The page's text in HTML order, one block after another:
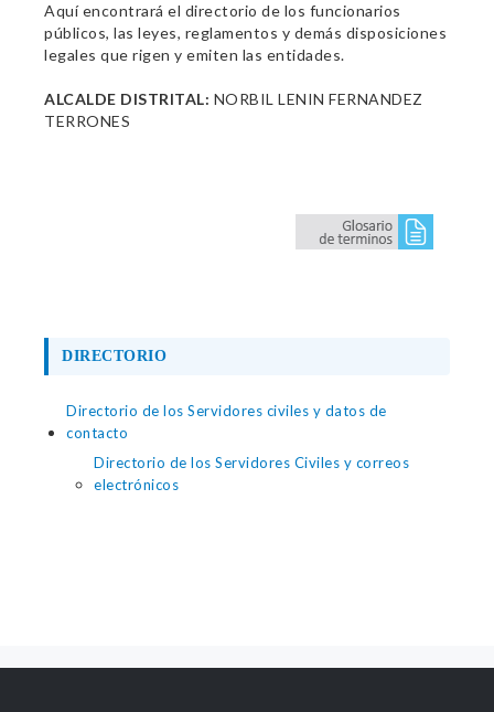
Aquí encontrará el directorio de los funcionarios
públicos, las leyes, reglamentos y demás disposiciones
legales que rigen y emiten las entidades.
ALCALDE DISTRITAL: NORBIL LENIN FERNANDEZ
TERRONES
DIRECTORIO
Directorio de los Servidores civiles y datos de
contacto
Directorio de los Servidores Civiles y correos
electrónicos